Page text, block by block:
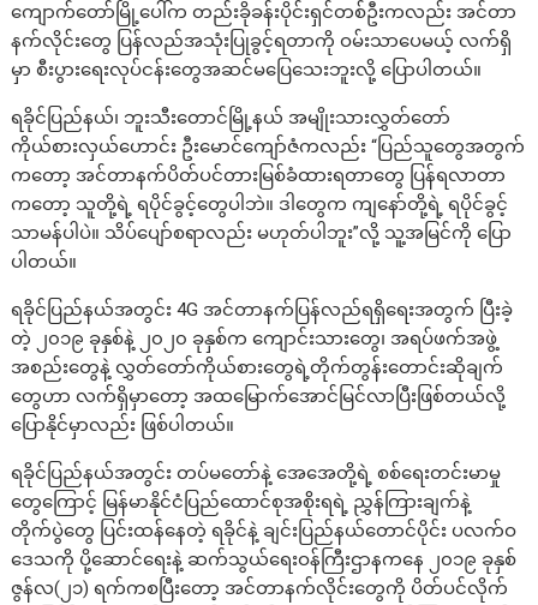
ကျောက်တော်မြို့ပေါ်က တည်းခိုခန်းပိုင်းရှင်တစ်ဦးကလည်း အင်တာ
နက်လိုင်းတွေ ပြန်လည်အသုံးပြုခွင့်ရတာကို ဝမ်းသာပေမယ့် လက်ရှိ
မှာ စီးပွားရေးလုပ်ငန်းတွေအဆင်မပြေသေးဘူးလို့ ပြောပါတယ်။
ရခိုင်ပြည်နယ်၊ ဘူးသီးတောင်မြို့နယ် အမျိုးသားလွှတ်တော်
ကိုယ်စားလှယ်ဟောင်း ဦးမောင်ကျော်ဇံကလည်း “ပြည်သူတွေအတွက်
ကတော့ အင်တာနက်ပိတ်ပင်တားမြစ်ခံထားရတာတွေ ပြန်ရလာတာ
ကတော့ သူတို့ရဲ့ ရပိုင်ခွင့်တွေပါဘဲ။ ဒါတွေက ကျနော်တို့ရဲ့ ရပိုင်ခွင့်
သာမန်ပါပဲ။ သိပ်ပျော်စရာလည်း မဟုတ်ပါဘူး”လို့ သူ့အမြင်ကို ပြော
ပါတယ်။
ရခိုင်ပြည်နယ်အတွင်း 4G အင်တာနက်ပြန်လည်ရရှိရေးအတွက် ပြီးခဲ့
တဲ့ ၂၀၁၉ ခုနှစ်နဲ့ ၂၀၂၀ ခုနှစ်က ကျောင်းသားတွေ၊ အရပ်ဖက်အဖွဲ့
အစည်းတွေနဲ့ လွှတ်တော်ကိုယ်စားတွေရဲ့တိုက်တွန်းတောင်းဆိုချက်
တွေဟာ လက်ရှိမှာတော့ အထမြောက်အောင်မြင်လာပြီးဖြစ်တယ်လို့
ပြောနိုင်မှာလည်း ဖြစ်ပါတယ်။
ရခိုင်ပြည်နယ်အတွင်း တပ်မတော်နဲ့ အေအေတို့ရဲ့ စစ်ရေးတင်းမာမှု
တွေကြောင့် မြန်မာနိုင်ငံပြည်ထောင်စုအစိုးရရဲ့ ညွှန်ကြားချက်နဲ့
တိုက်ပွဲတွေ ပြင်းထန်နေတဲ့ ရခိုင်နဲ့ ချင်းပြည်နယ်တောင်ပိုင်း ပလက်ဝ
ဒေသကို ပို့ဆောင်ရေးနဲ့ ဆက်သွယ်ရေးဝန်ကြီးဌာနကနေ ၂၀၁၉ ခုနှစ်
ဇွန်လ(၂၁) ရက်ကစပြီးတော့ အင်တာနက်လိုင်းတွေကို ပိတ်ပင်လိုက်